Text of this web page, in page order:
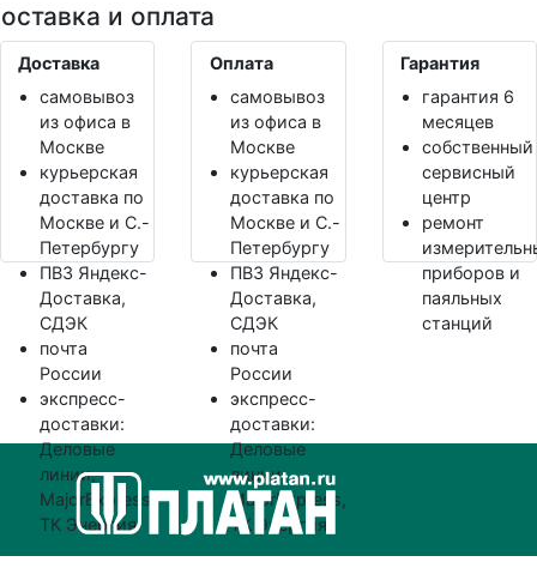
и оплата
Доставка
самовывоз
из офиса в
Москве
курьерская
доставка по
Москве и С.-
Петербургу
ПВЗ Яндекс-
Доставка,
СДЭК
почта
России
экспресс-
доставки:
Деловые
линии,
MajorExpress,
ТК Энергия
Оплата
самовывоз
из офиса в
Москве
курьерская
доставка по
Москве и С.-
Петербургу
ПВЗ Яндекс-
Доставка,
СДЭК
почта
России
экспресс-
доставки:
Деловые
линии,
MajorExpress,
ТК Энергия
Гарантия
гарантия 6
месяцев
собственный
сервисный
центр
ремонт
приборов и
паяльных
станций